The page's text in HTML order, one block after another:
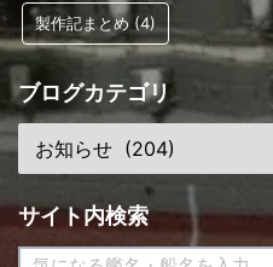
製作記まとめ (4)
ブログカテゴリ
サイト内検索